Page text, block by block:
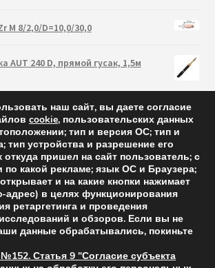
M 8/2,0/D=10,0/30,0
AUT 240 D, прямой гусак, 1,5м
— cварочные горелки и аксессуары
наш сайт, вы даете согласие
cookie, пользовательских данных
тип и версия ОС; тип и
тип устройства и разрешение его
откуда пришел на сайт пользователь; с
по какой рекламе; язык ОС и Браузера;
и на какие кнопки нажимает
адрес) в целях функционирования
ретаргетинга и проведения
и обзоров. Если вы не
данные обрабатывались, покиньте
Статья 9 "Согласие субъекта